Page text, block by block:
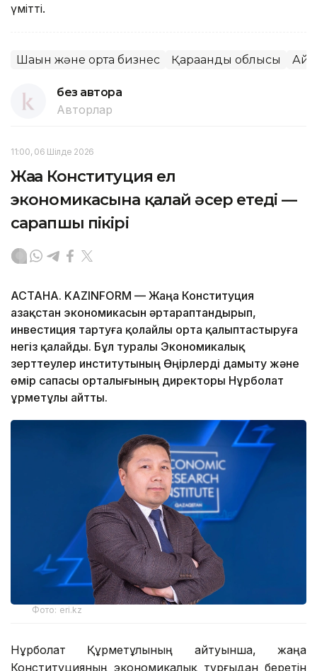
үмітті.
Шағын және орта бизнес Қарағанды облысы
без автора
Авторлар
11:00, 06 Шілде 2026
Жаңа Конституция ел
экономикасына қалай әсер етеді —
сарапшы пікірі
АСТАНА. KAZINFORM — Жаңа Конституция
Қазақстан экономикасын әртараптандырып,
инвестиция тартуға қолайлы орта қалыптастыруға
негіз қалайды. Бұл туралы Экономикалық
зерттеулер институтының Өңірлерді дамыту және
өмір сапасы орталығының директоры Нұрболат
Құрметұлы айтты.
Фото: eri.kz
Нұрболат Құрметұлының айтуынша, жаңа
Конституцияның экономикалық тұрғыдан беретін